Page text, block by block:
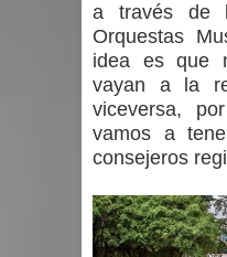
a través de
Orquestas
idea es que
vayan a la
viceversa,
vamos a
consejeros